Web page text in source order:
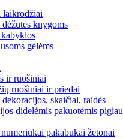
laikrodžiai
knygoms
gėlėms
ir ruošiniai
ruošiniai ir priedai
skaičiai, raidės
didelėmis pakuotėmis pigiau
pakabukai žetonai